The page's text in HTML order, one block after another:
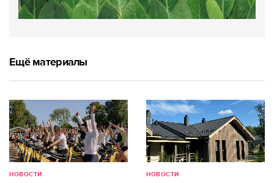
Ещё материалы
НОВОСТИ НОВОСТИ